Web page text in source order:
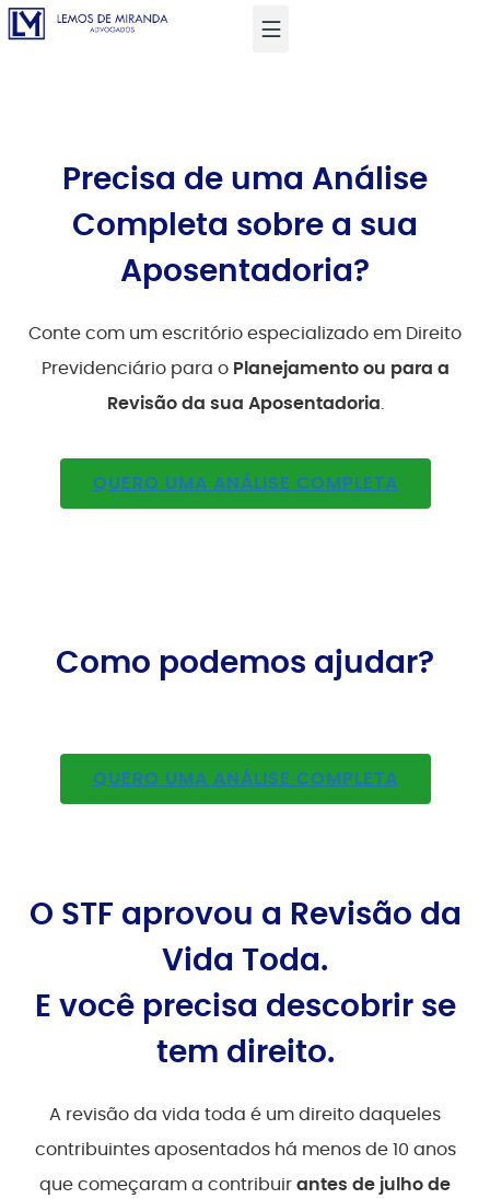
Precisa de uma Análise
Completa sobre a sua
Aposentadoria?
Conte com um escritório especializado em Direito
Previdenciário para o Planejamento ou para a
Revisão da sua Aposentadoria.
QUERO UMA ANÁLISE COMPLETA
Como podemos ajudar?
QUERO UMA ANÁLISE COMPLETA
O STF aprovou a Revisão da
Vida Toda.
E você precisa descobrir se
tem direito.
A revisão da vida toda é um direito daqueles
contribuintes aposentados há menos de 10 anos
que começaram a contribuirantes de julho de